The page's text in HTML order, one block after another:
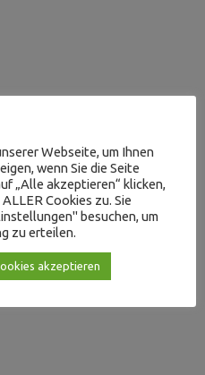
Webseite, um Ihnen
wenn Sie die Seite
„Alle akzeptieren“ klicken,
Cookies zu. Sie
besuchen, um
zu erteilen.
akzeptieren